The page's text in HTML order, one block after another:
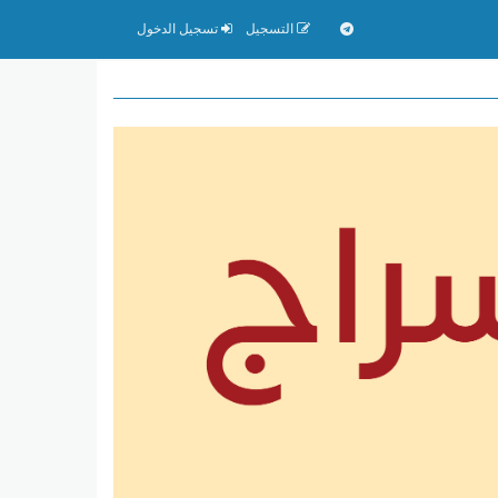
التسجيل تسجيل الدخول